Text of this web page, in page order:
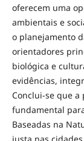
oferecem uma
ambientais e
o planejamento
orientadores
biológica e
evidências,
Conclui-se que
fundamental
Baseadas na